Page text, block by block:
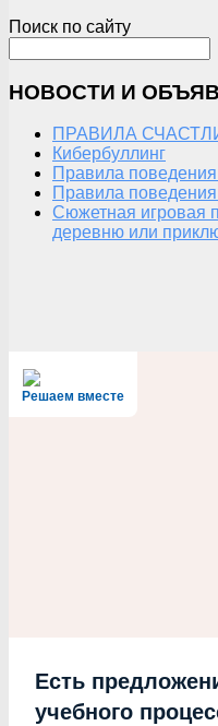
Поиск по сайту
НОВОСТИ И
ПРАВИЛА
Кибербуллинг
Правила
Правила
Сюжетная игровая
деревню или
Решаем вместе
Есть
учебного